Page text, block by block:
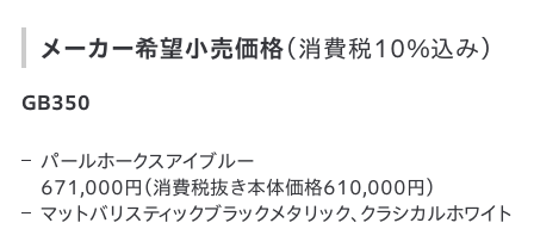
メーカー希望小売価格 （消費税10％込み）
GB350
パールホークスアイブルー
671,000円（消費税抜き本体価格610,000円）
マットバリスティックブラックメタリック、クラシカルホワイト